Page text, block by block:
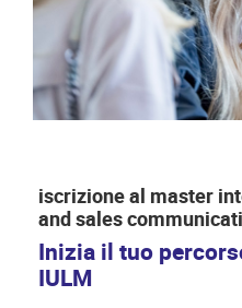
iscrizione al master
and sales
Inizia il tuo
IULM